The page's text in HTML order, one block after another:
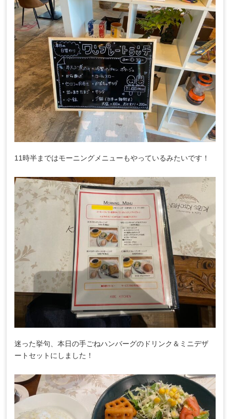
11時半まではモーニングメニューもやっているみたいです！
迷った挙句、本日の手ごねハンバーグのドリンク＆ミニデザ
ートセットにしました！